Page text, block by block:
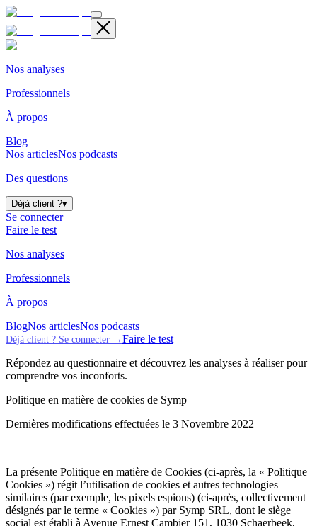
Nos analyses
Professionnels
À propos
Blog
Nos articlesNos podcasts
Des questions
Déjà client ?▾
Se connecter
Faire le test
Nos analyses
Professionnels
À propos
BlogNos articlesNos podcasts
Déjà client ? Se connecter → Faire le test
Répondez au questionnaire et découvrez les analyses à réaliser pour
comprendre vos inconforts.
Politique en matière de cookies de Symp
Dernières modifications effectuées le 3 Novembre 2022
La présente Politique en matière de Cookies (ci-après, la « Politique
Cookies ») régit l’utilisation de cookies et autres technologies
similaires (par exemple, les pixels espions) (ci-après, collectivement
désignés par le terme « Cookies ») par Symp SRL, dont le siège
social est établi à Avenue Ernest Cambier 151, 1030 Schaerbeek,